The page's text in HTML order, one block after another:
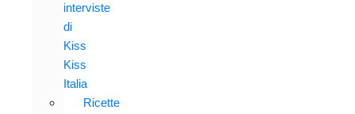
interviste
di
Kiss
Kiss
Italia
Ricette